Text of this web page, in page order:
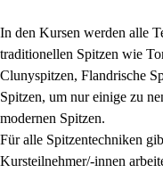
In den Kursen werden alle
traditionellen Spitzen wie
Clunyspitzen, Flandrische
Spitzen, um nur einige zu
modernen Spitzen.
Für alle Spitzentechniken
Kursteilnehmer/-innen